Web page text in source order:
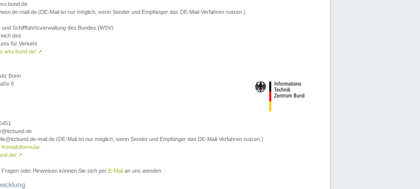
mail.de (DE-Mail ist nur möglich, wenn Sender und Empfänger das DE-Mail-Verfahren nutzen.)
Schifffahrtsverwaltung des Bundes (WSV)
des
für Verkehr
↗
Bonn
8
mail.de (DE-Mail ist nur möglich, wenn Sender und Empfänger das DE-Mail-Verfahren nutzen.)
Kontaktformular
↗
Fragen oder Hinweisen können Sie sich per E-Mail an uns wenden.